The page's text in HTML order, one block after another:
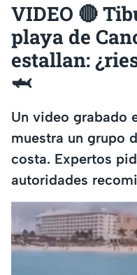
VIDEO 🔴
playa de
estallan:
🦈
Un video grabado
muestra un grupo
costa. Expertos
autoridades